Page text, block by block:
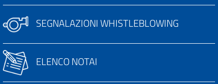
SEGNALAZIONI WHISTLEBLOWING
ELENCO NOTAI